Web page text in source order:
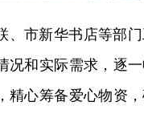
、市新华书店等部
况和实际需求，逐
精心筹备爱心物资